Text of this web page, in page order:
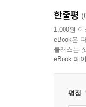
한줄평
1,000원
eBook은
클래스는
eBook 페
평점